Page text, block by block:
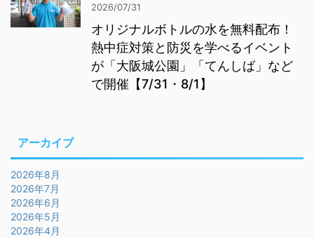
2026/07/31
オリジナルボトルの水を無料配布！
熱中症対策と防災を学べるイベント
が「大阪城公園」「てんしば」など
で開催【7/31・8/1】
アーカイブ
2026年8月
2026年7月
2026年6月
2026年5月
2026年4月